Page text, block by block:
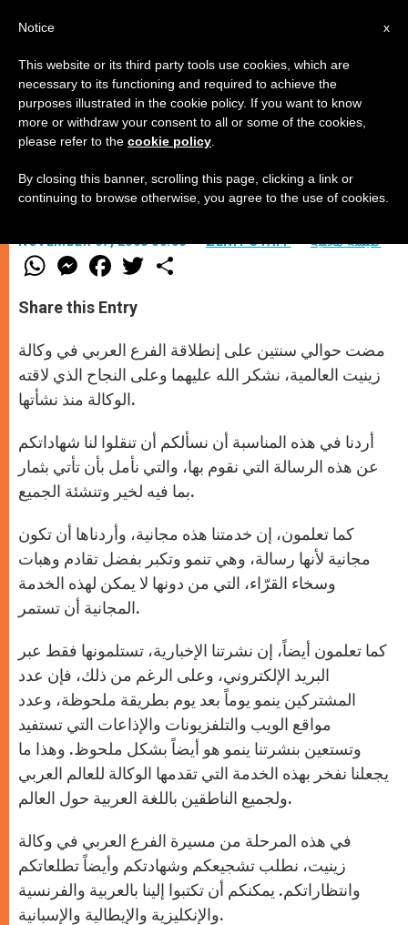
الى القراء الأعزاء!
–
NOVEMBER 07, 2008 00:00 ZENIT STAFF كنيسة محليّة
W
h
t
s
p
M
e
s
e
e
r
F
a
e
b
o
k
w
r
Share this Entry
مضت حوالي سنتين على إنطلاقة الفرع العربي في وكالة
زينيت العالمية، نشكر الله عليهما وعلى النجاح الذي لاقته
الوكالة منذ نشأتها.
أردنا في هذه المناسبة أن نسألكم أن تنقلوا لنا شهاداتكم
عن هذه الرسالة التي نقوم بها، والتي نأمل بأن تأتي بثمار
بما فيه لخير وتنشئة الجميع.
كما تعلمون، إن خدمتنا هذه مجانية، وأردناها أن تكون
مجانية لأنها رسالة، وهي تنمو وتكبر بفضل تقادم وهبات
وسخاء القرّاء، التي من دونها لا يمكن لهذه الخدمة
المجانية أن تستمر.
كما تعلمون أيضاً، إن نشرتنا الإخبارية، تستلمونها فقط عبر
البريد الإلكتروني، وعلى الرغم من ذلك، فإن عدد
المشتركين ينمو يوماً بعد يوم بطريقة ملحوظة، وعدد
مواقع الويب والتلفزيونات والإذاعات التي تستفيد
وتستعين بنشرتنا ينمو هو أيضاً بشكل ملحوظ. وهذا ما
يجعلنا نفخر بهذه الخدمة التي تقدمها الوكالة للعالم العربي
ولجميع الناطقين باللغة العربية حول العالم.
في هذه المرحلة من مسيرة الفرع العربي في وكالة
زينيت، نطلب تشجيعكم وشهادتكم وأيضاً تطلعاتكم
وانتظاراتكم. يمكنكم أن تكتبوا إلينا بالعربية والفرنسية
والإنكليزية والإيطالية والإسبانية.
x
Notice
This website or its third party tools use cookies, which are
necessary to its functioning and required to achieve the
purposes illustrated in the cookie policy. If you want to know
more or withdraw your consent to all or some of the cookies,
please refer to the cookie policy
By closing this banner, scrolling this page, clicking a link or
continuing to browse otherwise, you agree to the use of cookies.